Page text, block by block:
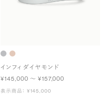
インフィ ダイヤモンド
¥145,000 〜 ¥157,000
表示商品： ¥145,000